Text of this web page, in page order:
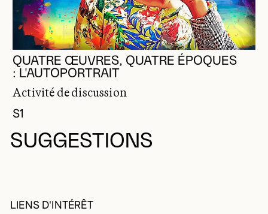
QUATRE ŒUVRES, QUATRE ÉPOQUES
: L'AUTOPORTRAIT
Activité de discussion
S1
SUGGESTIONS
LIENS D'INTÉRÊT